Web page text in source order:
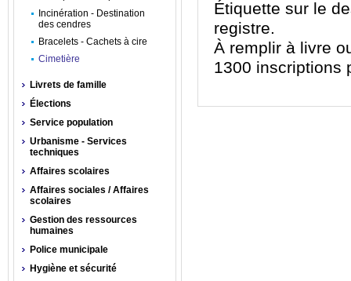
Étiquette sur le
registre.
À remplir à livre
1300 inscriptions
Incinération - Destination
des cendres
Bracelets - Cachets à cire
Cimetière
Livrets de famille
Élections
Service population
Urbanisme - Services
techniques
Affaires scolaires
Affaires sociales / Affaires
scolaires
Gestion des ressources
humaines
Police municipale
Hygiène et sécurité